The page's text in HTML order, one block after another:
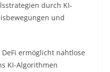
durch KI-
und
ermöglicht nahtlose
KI-Algorithmen